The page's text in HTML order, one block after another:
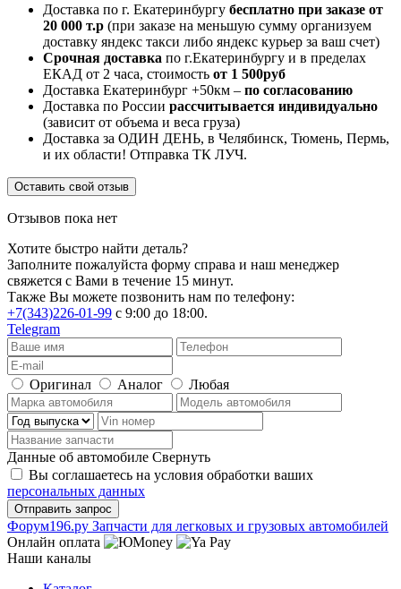
Доставка по г. Екатеринбургу бесплатно при заказе от
20 000 т.р (при заказе на меньшую сумму организуем
доставку яндекс такси либо яндекс курьер за ваш счет)
Срочная доставка по г.Екатеринбургу и в пределах
ЕКАД от 2 часа, стоимость от 1 500руб
Доставка Екатеринбург +50км – по согласованию
Доставка по России рассчитывается индивидуально
(зависит от объема и веса груза)
Доставка за ОДИН ДЕНЬ, в Челябинск, Тюмень, Пермь,
и их области! Отправка ТК ЛУЧ.
Оставить свой отзыв
Отзывов пока нет
Хотите быстро найти деталь?
Заполните пожалуйста форму справа и наш менеджер
свяжется с Вами в течение 15 минут.
Также Вы можете позвонить нам по телефону:
+7(343)226-01-99 с 9:00 до 18:00.
Telegram
Оригинал Аналог Любая
Данные об автомобиле Свернуть
Вы соглашаетесь на условия обработки ваших
персональных данных
Фoрум196.ру Запчасти для легковых и грузовых автомобилей
Онлайн оплата
Наши каналы